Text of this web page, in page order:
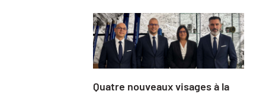
Quatre nouveaux visages à la